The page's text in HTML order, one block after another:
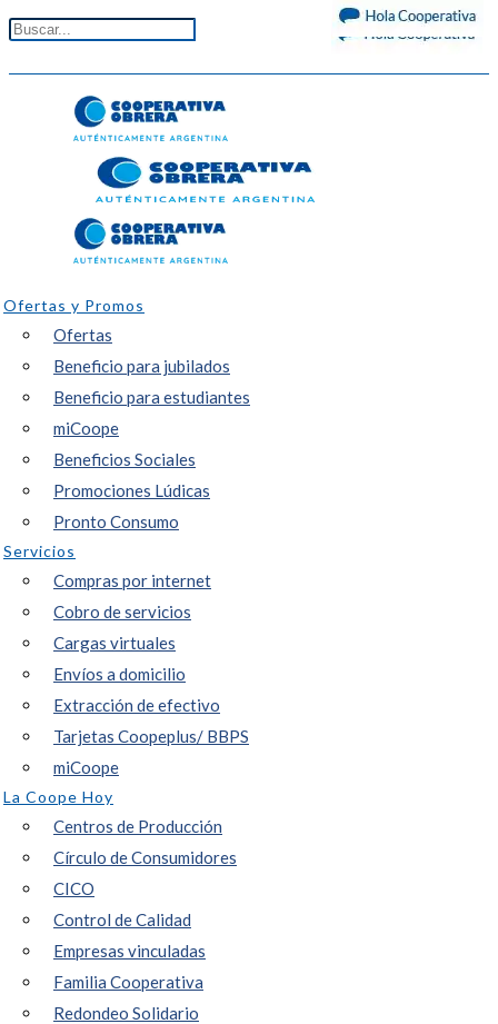
Ofertas y Promos
Ofertas
Beneficio para jubilados
Beneficio para estudiantes
miCoope
Beneficios Sociales
Promociones Lúdicas
Pronto Consumo
Servicios
Compras por internet
Cobro de servicios
Cargas virtuales
Envíos a domicilio
Extracción de efectivo
Tarjetas Coopeplus/ BBPS
miCoope
La Coope Hoy
Centros de Producción
Círculo de Consumidores
CICO
Control de Calidad
Empresas vinculadas
Familia Cooperativa
Redondeo Solidario